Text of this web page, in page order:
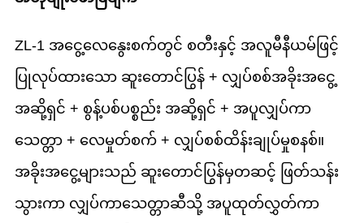
ZL-1 အငွေ့လေနွေးစက်တွင် စတီးနှင့် အလူမီနီယမ်ဖြင့်
ပြုလုပ်ထားသော ဆူးတောင်ပြွန် + လျှပ်စစ်အခိုးအငွေ့
အဆို့ရှင် + စွန့်ပစ်ပစ္စည်း အဆို့ရှင် + အပူလျှပ်ကာ
သေတ္တာ + လေမှုတ်စက် + လျှပ်စစ်ထိန်းချုပ်မှုစနစ်။
အခိုးအငွေ့များသည် ဆူးတောင်ပြွန်မှတဆင့် ဖြတ်သန်း
သွားကာ လျှပ်ကာသေတ္တာဆီသို့ အပူထုတ်လွှတ်ကာ